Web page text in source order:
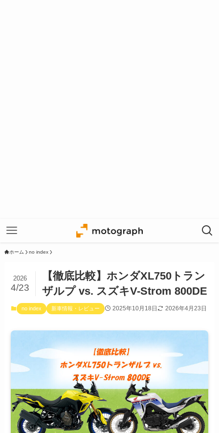
ホーム no index
【徹底比較】ホンダXL750トラン
ザルプ vs. スズキV-Strom 800DE
2026
4/23
no index 新車情報・レビュー 2025年10月18日 2026年4月23日